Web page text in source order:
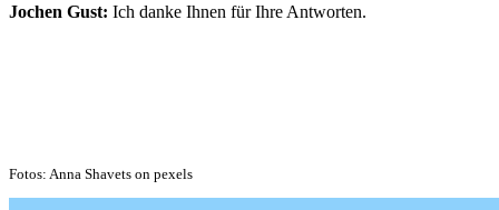
Jochen Gust: Ich danke Ihnen für Ihre Antworten.
Fotos: Anna Shavets on pexels